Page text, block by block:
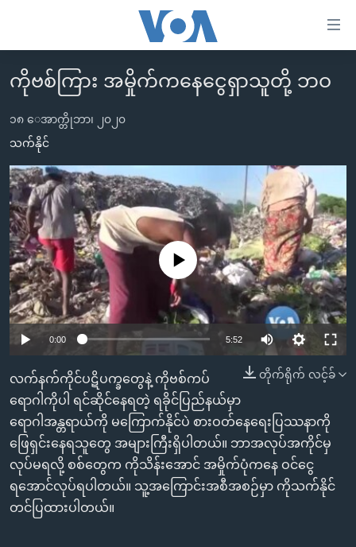
လွယ်ကူ
သည့်
များ
ပင်မ
အကြောင်းအရာ
သို့
ကျော်
ကြည့်
ရန်
ပင်မ
ညွန်း
စာမျက်နှာ
သို့
ကျော်
ကြည့်
ရန်
ရှာဖွေ
မူလစာမျက်နှာ
ကမ္ဘာ့သတင်းများ
နိုင်ငံတကာ
အမေရိကန်
တရုတ်
အစ္စရေး-ပါလက်စတိုင်း
ဗွီဒီယို
သတင်းလွတ်လပ်ခွင့်
ရပ်ဝန်းတခု လမ်းတခု အလွန်
အင်္ဂလိပ်စာလေ့လာမယ်
အမေရိကန်သုံးအီဒီယံ
မကြေးမုံရဲ့ အင်္ဂလိပ်စာ
ရုပ်ရှင်ထဲက အင်္ဂလိပ်စာ
သုတပဒေသာ အင်္ဂလိပ်စာ
အပတ်စဉ်ကဏ္ဍများ
ရေဒီယို
တီဗွီ
ရေဒီယိုနှင့်ရုပ်သံ အချက်အလက်များ
ရေဒီယို/တီဗွီအစီအစဉ်
Learning English
ဗွီအိုအေ လူမှုကွန်ယက်များ
ဘာသာစကားများ
ကိုဗစ်ကြား အမှိုက်ကနေငွေရှာသူတို့ ဘဝ
၁၈ ေအာက္တိုဘာ၊ ၂၀၂၀
သက်နိုင်
No media source currently available
0:00 5:52
တိုက်ရိုက် လင့်ခ်
လက်နက်ကိုင်ပဋိပက္ခတွေနဲ့ ကိုဗစ်ကပ်
ရောဂါကိုပါ ရင်ဆိုင်နေရတဲ့ ရခိုင်ပြည်နယ်မှာ
ရောဂါအန္တရာယ်ကို မကြောက်နိုင်ပဲ စားဝတ်နေရေးပြဿနာကို
ဖြေရှင်းနေရသူတွေ အများကြီးရှိပါတယ်။ ဘာအလုပ်အကိုင်မှ
လုပ်မရလို့ စစ်တွေက ကိုသိန်းအောင် အမှိုက်ပုံကနေ ဝင်ငွေ
ရအောင်လုပ်ရပါတယ်။ သူ့အကြောင်းအစီအစဉ်မှာ ကိုသက်နိုင်
တင်ပြထားပါတယ်။